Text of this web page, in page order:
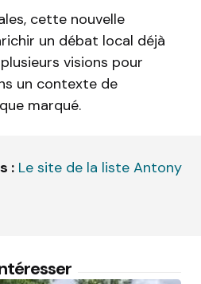
cette nouvelle
un débat local déjà
visions pour
un contexte de
marqué.
: Le site de la liste Antony